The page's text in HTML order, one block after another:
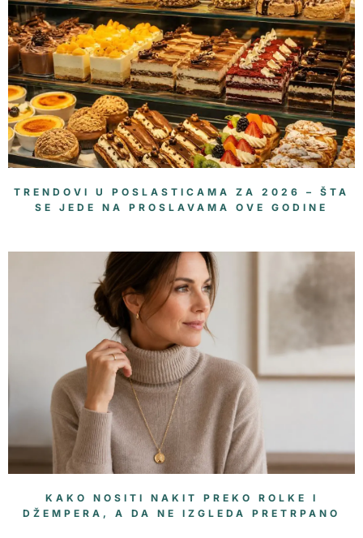
TRENDOVI U POSLASTICAMA ZA 2026 – ŠTA
SE JEDE NA PROSLAVAMA OVE GODINE
KAKO NOSITI NAKIT PREKO ROLKE I
DŽEMPERA, A DA NE IZGLEDA PRETRPANO